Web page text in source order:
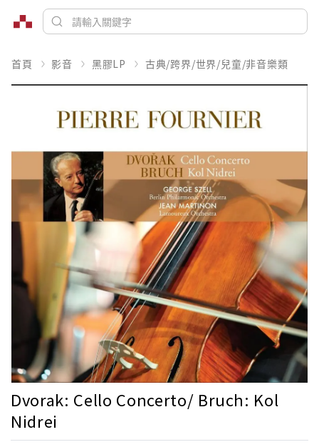
首頁 影音 黑膠LP 古典/跨界/世界/兒童/非音樂類
Dvorak: Cello Concerto/ Bruch: Kol
Nidrei